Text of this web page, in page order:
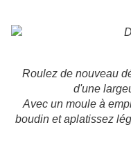
Roulez de nouveau
d'une
Avec un moule à
boudin et aplatissez